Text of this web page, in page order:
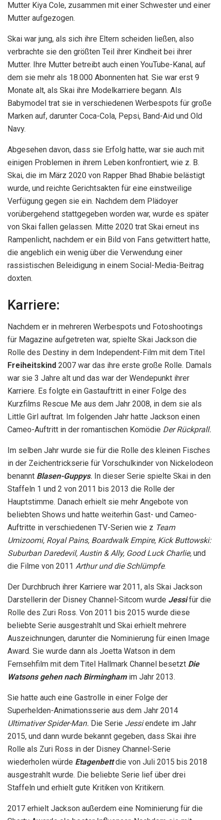
Mutter Kiya Cole, zusammen mit einer Schwester und einer
Mutter aufgezogen.
Skai war jung, als sich ihre Eltern scheiden ließen, also
verbrachte sie den größten Teil ihrer Kindheit bei ihrer
Mutter. Ihre Mutter betreibt auch einen YouTube-Kanal, auf
dem sie mehr als 18.000 Abonnenten hat. Sie war erst 9
Monate alt, als Skai ihre Modelkarriere begann. Als
Babymodel trat sie in verschiedenen Werbespots für große
Marken auf, darunter Coca-Cola, Pepsi, Band-Aid und Old
Navy.
Abgesehen davon, dass sie Erfolg hatte, war sie auch mit
einigen Problemen in ihrem Leben konfrontiert, wie z. B.
Skai, die im März 2020 von Rapper Bhad Bhabie belästigt
wurde, und reichte Gerichtsakten für eine einstweilige
Verfügung gegen sie ein. Nachdem dem Plädoyer
vorübergehend stattgegeben worden war, wurde es später
von Skai fallen gelassen. Mitte 2020 trat Skai erneut ins
Rampenlicht, nachdem er ein Bild von Fans getwittert hatte,
die angeblich ein wenig über die Verwendung einer
rassistischen Beleidigung in einem Social-Media-Beitrag
doxten.
Karriere:
Nachdem er in mehreren Werbespots und Fotoshootings
für Magazine aufgetreten war, spielte Skai Jackson die
Rolle des Destiny in dem Independent-Film mit dem Titel
Freiheitskind 2007 war das ihre erste große Rolle. Damals
war sie 3 Jahre alt und das war der Wendepunkt ihrer
Karriere. Es folgte ein Gastauftritt in einer Folge des
Kurzfilms Rescue Me aus dem Jahr 2008, in dem sie als
Little Girl auftrat. Im folgenden Jahr hatte Jackson einen
Cameo-Auftritt in der romantischen Komödie Der Rückprall.
Im selben Jahr wurde sie für die Rolle des kleinen Fisches
in der Zeichentrickserie für Vorschulkinder von Nickelodeon
benannt Blasen-Guppys. In dieser Serie spielte Skai in den
Staffeln 1 und 2 von 2011 bis 2013 die Rolle der
Hauptstimme. Danach erhielt sie mehr Angebote von
beliebten Shows und hatte weiterhin Gast- und Cameo-
Auftritte in verschiedenen TV-Serien wie z Team
Umizoomi, Royal Pains, Boardwalk Empire, Kick Buttowski:
Suburban Daredevil, Austin & Ally, Good Luck Charlie, und
die Filme von 2011 Arthur und die Schlümpfe.
Der Durchbruch ihrer Karriere war 2011, als Skai Jackson
Darstellerin der Disney Channel-Sitcom wurde Jessi für die
Rolle des Zuri Ross. Von 2011 bis 2015 wurde diese
beliebte Serie ausgestrahlt und Skai erhielt mehrere
Auszeichnungen, darunter die Nominierung für einen Image
Award. Sie wurde dann als Joetta Watson in dem
Fernsehfilm mit dem Titel Hallmark Channel besetzt Die
Watsons gehen nach Birminghamim Jahr 2013.
Sie hatte auch eine Gastrolle in einer Folge der
Superhelden-Animationsserie aus dem Jahr 2014
Ultimativer Spider-Man. Die Serie Jessiendete im Jahr
2015, und dann wurde bekannt gegeben, dass Skai ihre
Rolle als Zuri Ross in der Disney Channel-Serie
wiederholen würde Etagenbettdie von Juli 2015 bis 2018
ausgestrahlt wurde. Die beliebte Serie lief über drei
Staffeln und erhielt gute Kritiken von Kritikern.
2017 erhielt Jackson außerdem eine Nominierung für die